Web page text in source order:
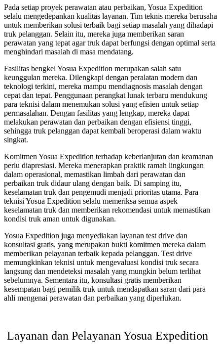
Pada setiap proyek perawatan atau perbaikan, Yosua Expedition
selalu mengedepankan kualitas layanan. Tim teknis mereka berusaha
untuk memberikan solusi terbaik bagi setiap masalah yang dihadapi
truk pelanggan. Selain itu, mereka juga memberikan saran
perawatan yang tepat agar truk dapat berfungsi dengan optimal serta
menghindari masalah di masa mendatang.
Fasilitas bengkel Yosua Expedition merupakan salah satu
keunggulan mereka. Dilengkapi dengan peralatan modern dan
teknologi terkini, mereka mampu mendiagnosis masalah dengan
cepat dan tepat. Penggunaan perangkat lunak terbaru mendukung
para teknisi dalam menemukan solusi yang efisien untuk setiap
permasalahan. Dengan fasilitas yang lengkap, mereka dapat
melakukan perawatan dan perbaikan dengan efisiensi tinggi,
sehingga truk pelanggan dapat kembali beroperasi dalam waktu
singkat.
Komitmen Yosua Expedition terhadap keberlanjutan dan keamanan
perlu diapresiasi. Mereka menerapkan praktik ramah lingkungan
dalam operasional, memastikan limbah dari perawatan dan
perbaikan truk didaur ulang dengan baik. Di samping itu,
keselamatan truk dan pengemudi menjadi prioritas utama. Para
teknisi Yosua Expedition selalu memeriksa semua aspek
keselamatan truk dan memberikan rekomendasi untuk memastikan
kondisi truk aman untuk digunakan.
Yosua Expedition juga menyediakan layanan test drive dan
konsultasi gratis, yang merupakan bukti komitmen mereka dalam
memberikan pelayanan terbaik kepada pelanggan. Test drive
memungkinkan teknisi untuk mengevaluasi kondisi truk secara
langsung dan mendeteksi masalah yang mungkin belum terlihat
sebelumnya. Sementara itu, konsultasi gratis memberikan
kesempatan bagi pemilik truk untuk mendapatkan saran dari para
ahli mengenai perawatan dan perbaikan yang diperlukan.
Layanan dan Pelayanan Yosua Expedition